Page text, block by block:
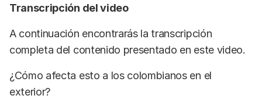
Transcripción del video
A continuación encontrarás la transcripción
completa del contenido presentado en este video.
¿Cómo afecta esto a los colombianos en el
exterior?